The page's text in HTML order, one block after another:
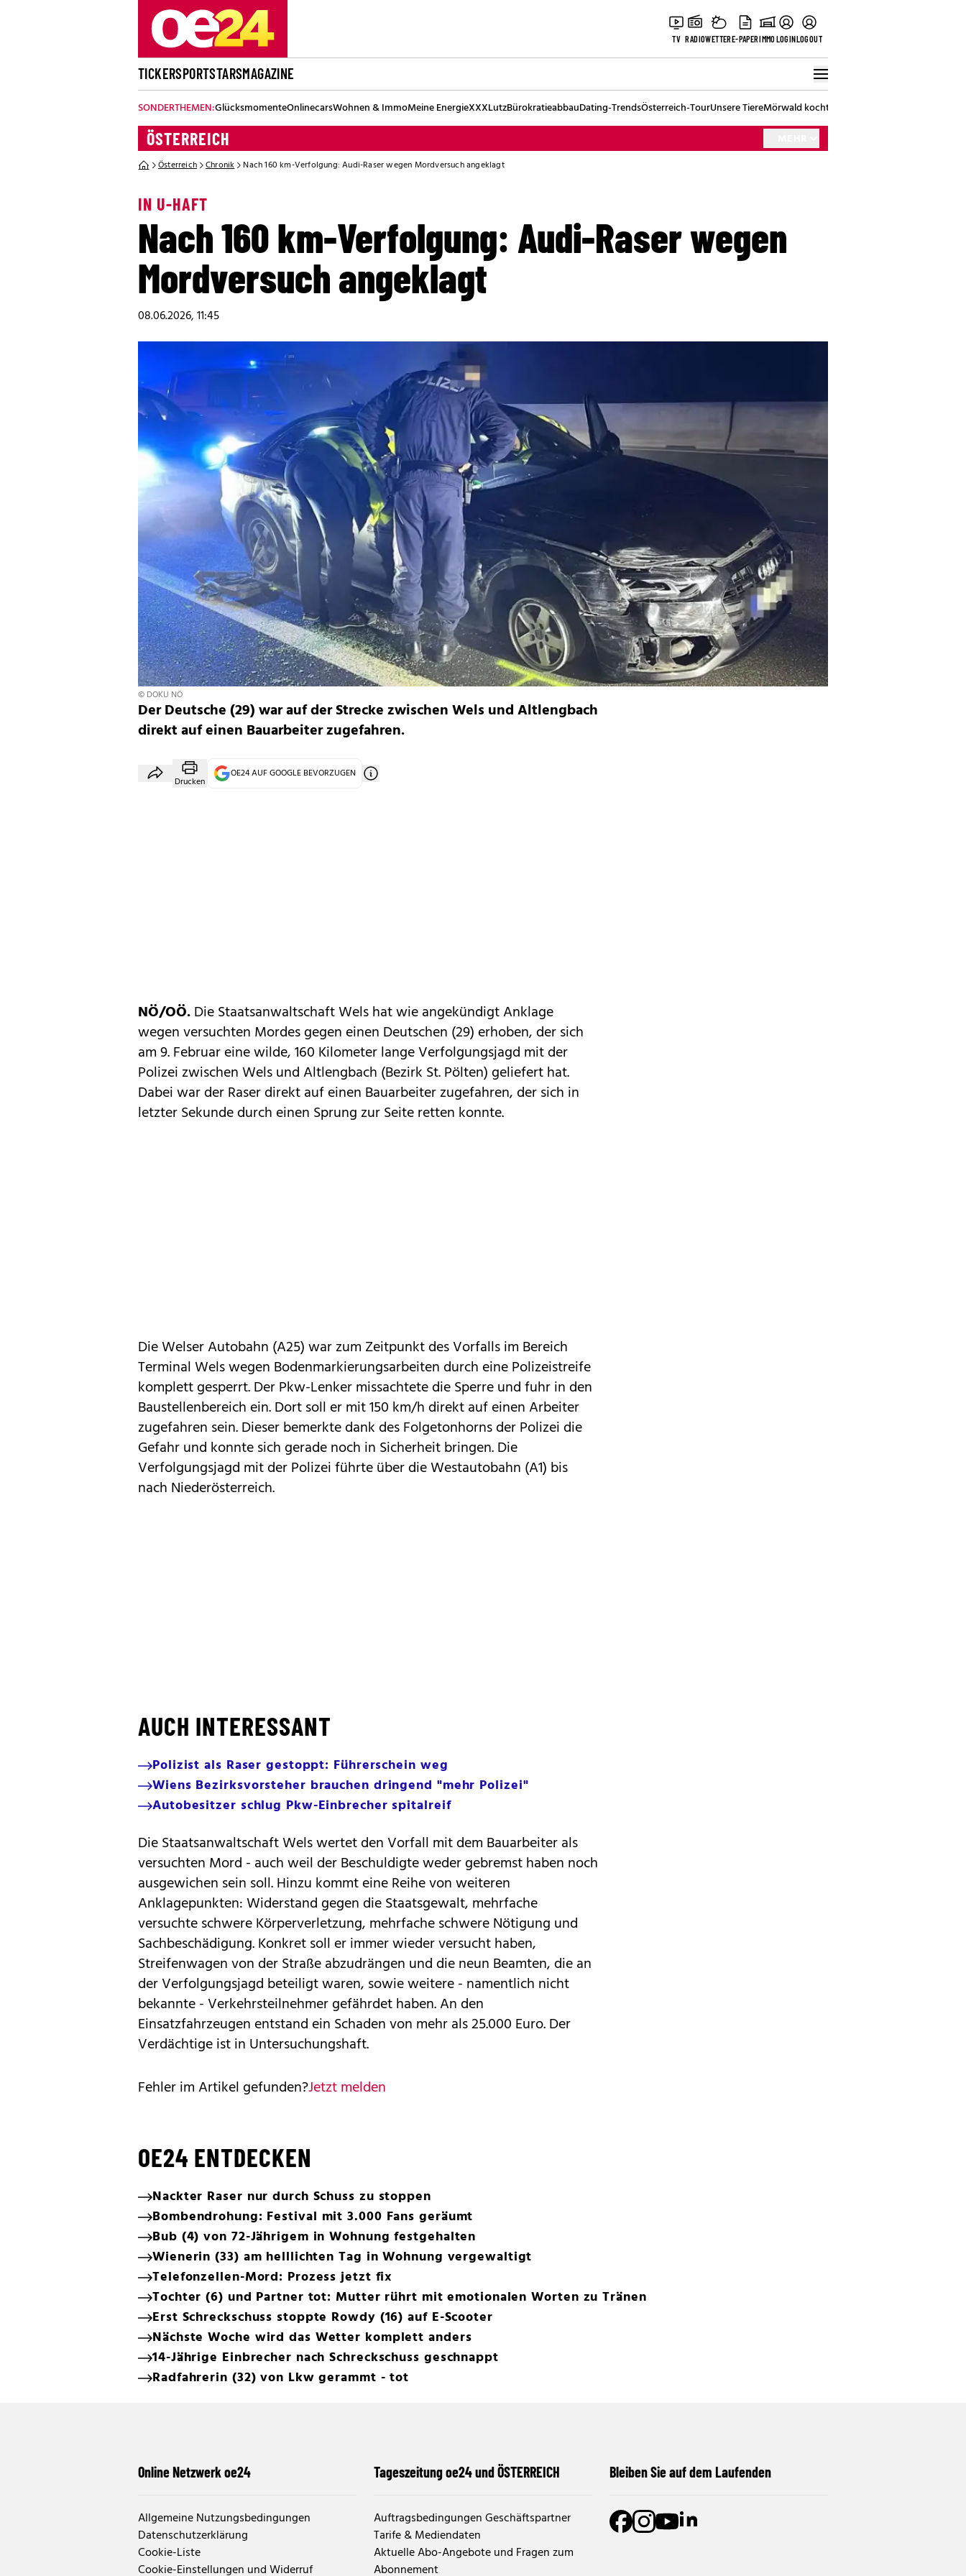
TV RADIOWETTERE-PAPERIMMOLOGINLOGOUT
TICKERSPORTSTARSMAGAZINE
SONDERTHEMEN:GlücksmomenteOnlinecarsWohnen & ImmoMeine EnergieXXXLutzBürokratieabbauDating-TrendsÖsterreich-TourUnsere TiereMörwald kocht
ÖSTERREICH
Österreich Chronik Nach 160 km-Verfolgung: Audi-Raser wegen Mordversuch angeklagt
IN U-HAFT
Nach 160 km-Verfolgung: Audi-Raser wegen
Mordversuch angeklagt
08.06.2026, 11:45
© DOKU NÖ
Der Deutsche (29) war auf der Strecke zwischen Wels und Altlengbach
direkt auf einen Bauarbeiter zugefahren.
Drucken
OE24 AUF GOOGLE BEVORZUGEN
NÖ/OÖ.Die Staatsanwaltschaft Wels hat wie angekündigt Anklage
wegen versuchten Mordes gegen einen Deutschen (29) erhoben, der sich
am 9. Februar eine wilde, 160 Kilometer lange Verfolgungsjagd mit der
Polizei zwischen Wels und Altlengbach (Bezirk St. Pölten) geliefert hat.
Dabei war der Raser direkt auf einen Bauarbeiter zugefahren, der sich in
letzter Sekunde durch einen Sprung zur Seite retten konnte.
Die Welser Autobahn (A25) war zum Zeitpunkt des Vorfalls im Bereich
Terminal Wels wegen Bodenmarkierungsarbeiten durch eine Polizeistreife
komplett gesperrt. Der Pkw-Lenker missachtete die Sperre und fuhr in den
Baustellenbereich ein. Dort soll er mit 150 km/h direkt auf einen Arbeiter
zugefahren sein. Dieser bemerkte dank des Folgetonhorns der Polizei die
Gefahr und konnte sich gerade noch in Sicherheit bringen. Die
Verfolgungsjagd mit der Polizei führte über die Westautobahn (A1) bis
nach Niederösterreich.
AUCH INTERESSANT
Polizist als Raser gestoppt: Führerschein weg
Wiens Bezirksvorsteher brauchen dringend "mehr Polizei"
Autobesitzer schlug Pkw-Einbrecher spitalreif
Die Staatsanwaltschaft Wels wertet den Vorfall mit dem Bauarbeiter als
versuchten Mord - auch weil der Beschuldigte weder gebremst haben noch
ausgewichen sein soll. Hinzu kommt eine Reihe von weiteren
Anklagepunkten: Widerstand gegen die Staatsgewalt, mehrfache
versuchte schwere Körperverletzung, mehrfache schwere Nötigung und
Sachbeschädigung. Konkret soll er immer wieder versucht haben,
Streifenwagen von der Straße abzudrängen und die neun Beamten, die an
der Verfolgungsjagd beteiligt waren, sowie weitere - namentlich nicht
bekannte - Verkehrsteilnehmer gefährdet haben. An den
Einsatzfahrzeugen entstand ein Schaden von mehr als 25.000 Euro. Der
Verdächtige ist in Untersuchungshaft.
Fehler im Artikel gefunden?Jetzt melden
OE24 ENTDECKEN
Nackter Raser nur durch Schuss zu stoppen
Bombendrohung: Festival mit 3.000 Fans geräumt
Bub (4) von 72-Jährigem in Wohnung festgehalten
Wienerin (33) am helllichten Tag in Wohnung vergewaltigt
Telefonzellen-Mord: Prozess jetzt fix
Tochter (6) und Partner tot: Mutter rührt mit emotionalen Worten zu Tränen
Erst Schreckschuss stoppte Rowdy (16) auf E-Scooter
Nächste Woche wird das Wetter komplett anders
14-Jährige Einbrecher nach Schreckschuss geschnappt
Radfahrerin (32) von Lkw gerammt - tot
Online Netzwerk oe24
Allgemeine Nutzungsbedingungen
Datenschutzerklärung
Cookie-Liste
Cookie-Einstellungen und Widerruf
Tageszeitung oe24 und ÖSTERREICH
Auftragsbedingungen Geschäftspartner
Tarife & Mediendaten
Aktuelle Abo-Angebote und Fragen zum
Abonnement
Bleiben Sie auf dem Laufenden